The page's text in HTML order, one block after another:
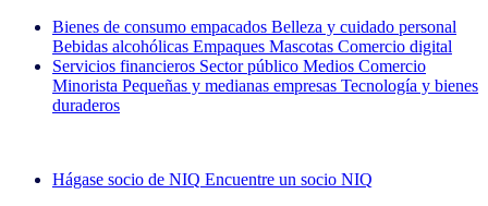
Bienes de consumo empacados Belleza y cuidado personal
Bebidas alcohólicas Empaques Mascotas Comercio digital
Servicios financieros Sector público Medios Comercio
Minorista Pequeñas y medianas empresas Tecnología y bienes
duraderos
Hágase socio de NIQ Encuentre un socio NIQ